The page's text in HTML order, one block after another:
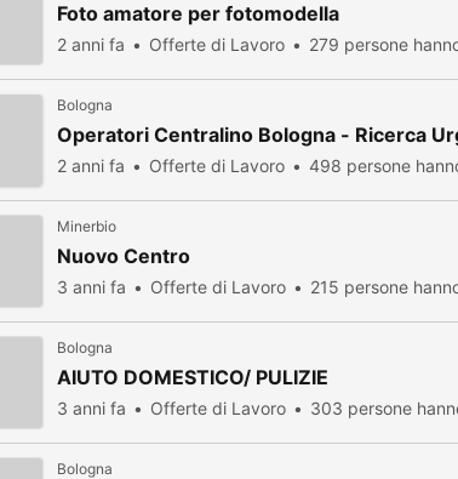
Foto amatore per fotomodella
2 anni fa Offerte di Lavoro 279 persone
Bologna
Operatori Centralino Bologna - Ricerca
2 anni fa Offerte di Lavoro 498 persone
Minerbio
Nuovo Centro
3 anni fa Offerte di Lavoro 215 persone
Bologna
AIUTO DOMESTICO/ PULIZIE
3 anni fa Offerte di Lavoro 303 persone
Bologna